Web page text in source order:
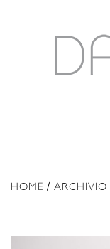
HOME / ARCHIVIO